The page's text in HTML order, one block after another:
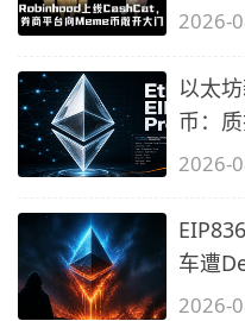
2026-
以太
币：
2026-
车遭
2026-